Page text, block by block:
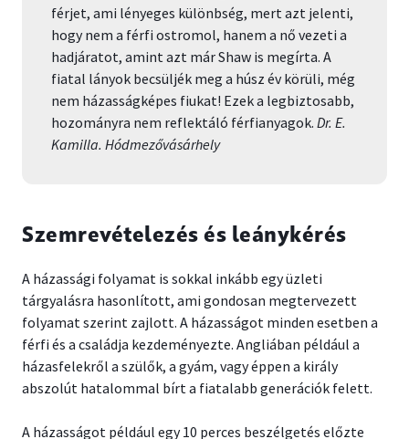
férjet, ami lényeges különbség, mert azt jelenti,
hogy nem a férfi ostromol, hanem a nő vezeti a
hadjáratot, amint azt már Shaw is megírta. A
fiatal lányok becsüljék meg a húsz év körüli, még
nem házasságképes fiukat! Ezek a legbiztosabb,
hozományra nem reflektáló férfianyagok. Dr. E.
Kamilla. Hódmezővásárhely
Szemrevételezés és leánykérés
A házassági folyamat is sokkal inkább egy üzleti
tárgyalásra hasonlított, ami gondosan megtervezett
folyamat szerint zajlott. A házasságot minden esetben a
férfi és a családja kezdeményezte. Angliában például a
házasfelekről a szülők, a gyám, vagy éppen a király
abszolút hatalommal bírt a fiatalabb generációk felett.
A házasságot például egy 10 perces beszélgetés előzte